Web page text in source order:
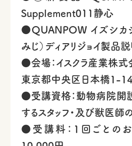
Supplement011静心
●QUANPOW イズシカ
みじ）ディアリジョイ製品
●会場：イスクラ産業株
東京都中央区日本橋1-
●受講資格：動物病院開
するスタッフ・及び獣医
●受講料：1回ごとの